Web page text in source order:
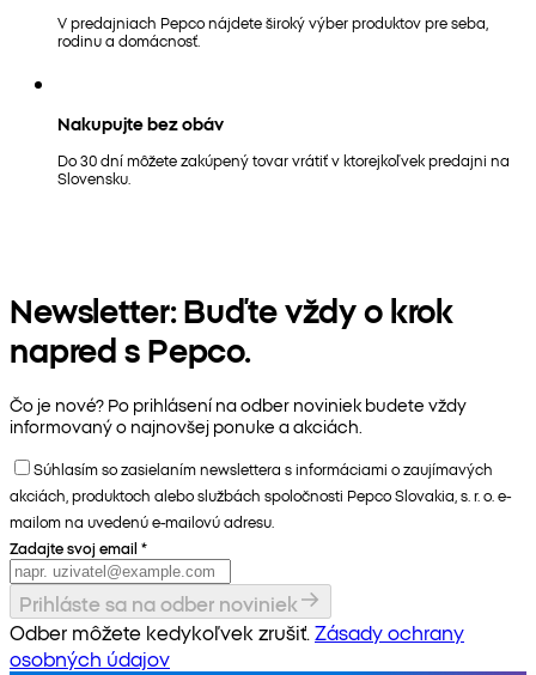
V predajniach Pepco nájdete široký výber produktov pre seba,
rodinu a domácnosť.
Nakupujte bez obáv
Do 30 dní môžete zakúpený tovar vrátiť v ktorejkoľvek predajni na
Slovensku.
Newsletter: Buďte vždy o krok
napred s Pepco.
Čo je nové? Po prihlásení na odber noviniek budete vždy
informovaný o najnovšej ponuke a akciách.
Súhlasím so zasielaním newslettera s informáciami o zaujímavých
akciách, produktoch alebo službách spoločnosti Pepco Slovakia, s. r. o. e-
mailom na uvedenú e-mailovú adresu.
Zadajte svoj email *
Prihláste sa na odber noviniek
Odber môžete kedykoľvek zrušiť.Zásady ochrany
osobných údajov